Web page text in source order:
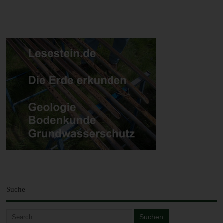
Suche
verstehen gibt, dass sie mit der Verarbeitung der sie
betreffenden personenbezogenen Daten einverstanden ist.
Name und Anschrift des für die Verarbeitung
Verantwortlichen
Verantwortlicher im Sinne der Datenschutz-
Grundverordnung, sonstiger in den Mitgliedstaaten der
Europäischen Union geltenden Datenschutzgesetze und
anderer Bestimmungen mit datenschutzrechtlichem
Charakter ist die:
E-Mail:
Cookies / SessionStorage / LocalStorage